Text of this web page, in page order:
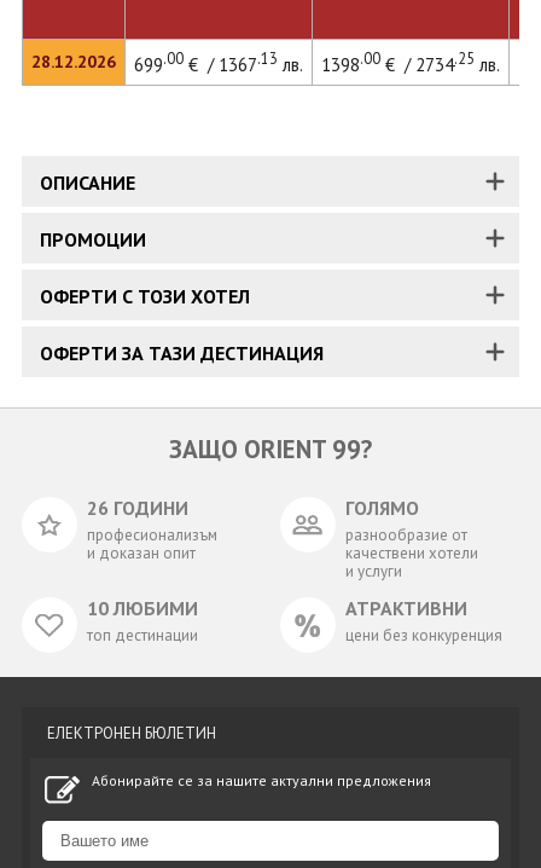
28.12.2026 699.00€ / 1367.13 лв. 1398.00€ / 2734.25 лв.
ОПИСАНИЕ
ПРОМОЦИИ
ОФЕРТИ С ТОЗИ ХОТЕЛ
ОФЕРТИ ЗА ТАЗИ ДЕСТИНАЦИЯ
ЗАЩО ORIENT 99?
26 ГОДИНИ
професионализъм
и доказан опит
ГОЛЯМО
разнообразие от
качествени хотели
и услуги
10 ЛЮБИМИ
топ дестинации
АТРАКТИВНИ
цени без конкуренция
ЕЛЕКТРОНЕН БЮЛЕТИН
Абонирайте се за нашите актуални предложения